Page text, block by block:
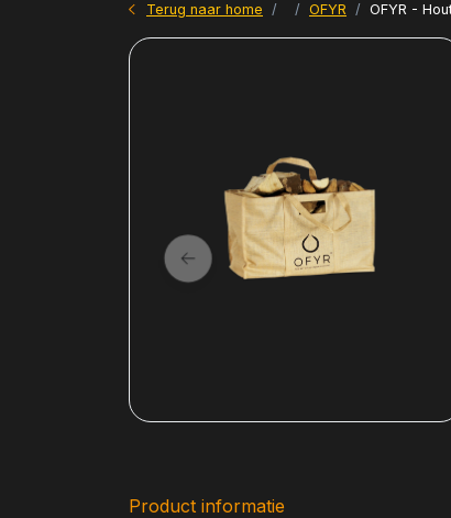
Terug naar home OFYR OFYR -
Product informatie